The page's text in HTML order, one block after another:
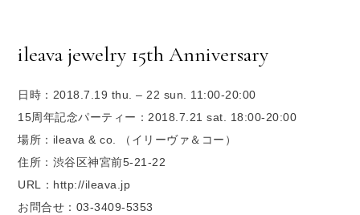
ileava jewelry 15th Anniversary
日時：2018.7.19 thu. – 22 sun. 11:00-20:00
15周年記念パーティー：2018.7.21 sat. 18:00-20:00
場所：ileava & co. （イリーヴァ＆コー）
住所：渋谷区神宮前5-21-22
URL：http://ileava.jp
お問合せ：03-3409-5353